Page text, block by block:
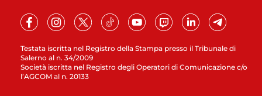
Testata iscritta nel Registro della Stampa presso il Tribunale di
Salerno al n. 34/2009
Società iscritta nel Registro degli Operatori di Comunicazione c/o
l’AGCOM al n. 20133